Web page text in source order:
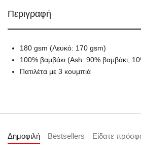
Περιγραφή
180 gsm (Λευκό: 170 gsm)
100% βαμβάκι (Ash: 90% βαμβάκι,
Πατιλέτα με 3 κουμπιά
Δημοφιλή Bestsellers Είδατε